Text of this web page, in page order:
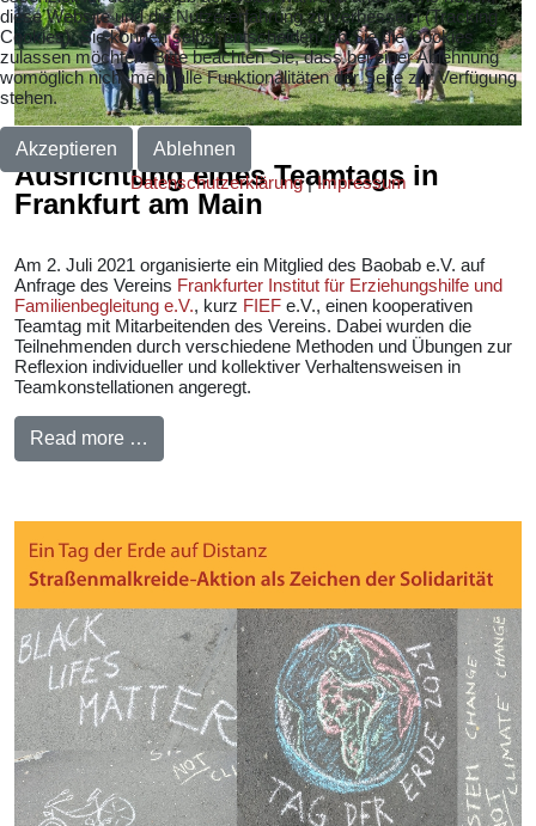
Ausrichtung eines Teamtags in
Frankfurt am Main
Am 2. Juli 2021 organisierte ein Mitglied des Baobab e.V. auf
Anfrage des Vereins Frankfurter Institut für Erziehungshilfe und
Familienbegleitung e.V., kurz FIEF e.V., einen kooperativen
Teamtag mit Mitarbeitenden des Vereins. Dabei wurden die
Teilnehmenden durch verschiedene Methoden und Übungen zur
Reflexion individueller und kollektiver Verhaltensweisen in
Teamkonstellationen angeregt.
Read more …
diese Website und die Nutzererfahrung zu verbessern (Tracking
Cookies). Sie können selbst entscheiden, ob Sie die Cookies
zulassen möchten. Bitte beachten Sie, dass bei einer Ablehnung
womöglich nicht mehr alle Funktionalitäten der Seite zur Verfügung
stehen.
Akzeptieren
Ablehnen
Datenschutzerklärung|Impressum